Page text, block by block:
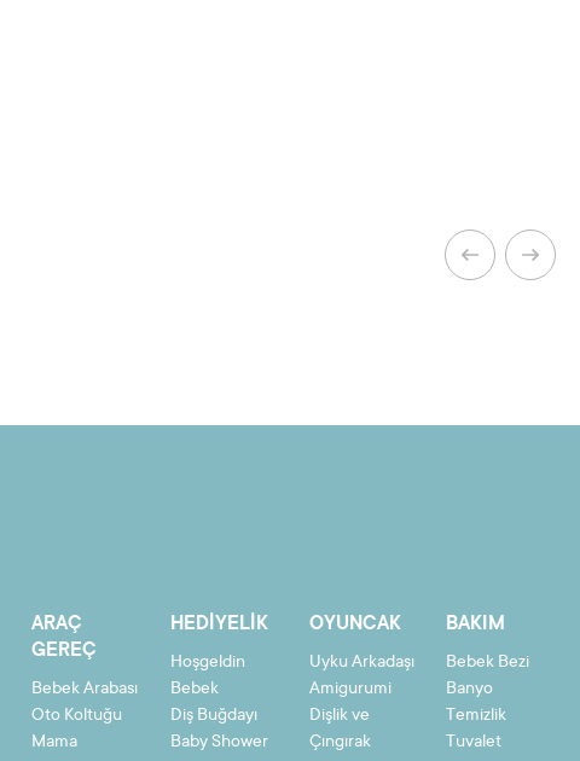
ARAÇ
GEREÇ
Bebek Arabası
Oto Koltuğu
Mama
HEDIYELIK
Hoşgeldin
Bebek
Diş Buğdayı
Baby Shower
OYUNCAK
Uyku Arkadaşı
Amigurumi
Dişlik ve
Çıngırak
BAKIM
Bebek Bezi
Banyo
Temizlik
Tuvalet